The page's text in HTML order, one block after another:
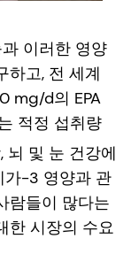
이러한 영양
하고, 전 세계
mg/d의 EPA
적정 섭취량
뇌 및 눈 건강에
가-3 영양과 관
람들이 많다는
한 시장의 수요